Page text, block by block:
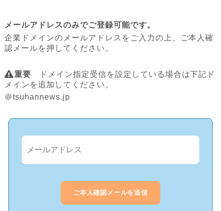
メールアドレスのみでご登録可能です。
企業ドメインのメールアドレスをご入力の上、ご本人確
認メールを押してください。
重要 ドメイン指定受信を設定している場合は下記ド
メインを追加してください。
＠tsuhannews.jp